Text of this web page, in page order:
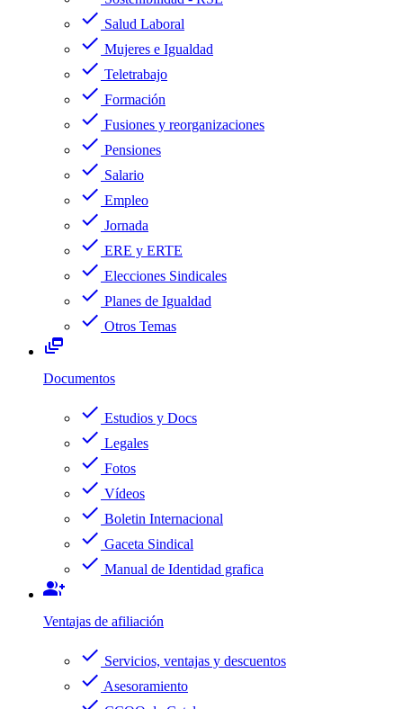
check Salud Laboral
check Mujeres e Igualdad
check Teletrabajo
check Formación
check Fusiones y reorganizaciones
check Pensiones
check Salario
check Empleo
check Jornada
check ERE y ERTE
check Elecciones Sindicales
check Planes de Igualdad
check Otros Temas
dynamic_feed
Documentos
check Estudios y Docs
check Legales
check Fotos
check Vídeos
check Boletin Internacional
check Gaceta Sindical
check Manual de Identidad grafica
group_add
Ventajas de afiliación
check Servicios, ventajas y descuentos
check Asesoramiento